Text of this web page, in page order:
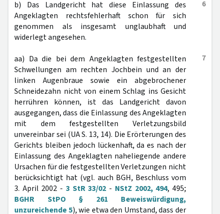
6
b) Das Landgericht hat diese Einlassung des
Angeklagten rechtsfehlerhaft schon für sich
genommen als insgesamt unglaubhaft und
widerlegt angesehen.
7
aa) Da die bei dem Angeklagten festgestellten
Schwellungen am rechten Jochbein und an der
linken Augenbraue sowie ein abgebrochener
Schneidezahn nicht von einem Schlag ins Gesicht
herrühren können, ist das Landgericht davon
ausgegangen, dass die Einlassung des Angeklagten
mit dem festgestellten Verletzungsbild
unvereinbar sei (UA S. 13, 14). Die Erörterungen des
Gerichts bleiben jedoch lückenhaft, da es nach der
Einlassung des Angeklagten naheliegende andere
Ursachen für die festgestellten Verletzungen nicht
berücksichtigt hat (vgl. auch BGH, Beschluss vom
3. April 2002 - 3 StR 33/02 - NStZ 2002, 494, 495;
BGHR StPO § 261 Beweiswürdigung,
unzureichende 5), wie etwa den Umstand, dass der